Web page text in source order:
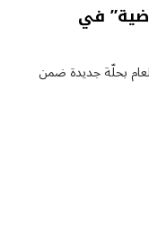
في
هذا العام بحلّة جديدة ضمن